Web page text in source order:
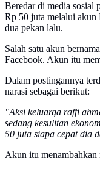
Beredar di media sosial
Rp 50 juta melalui akun
dua pekan lalu.
Salah satu akun
Facebook. Akun itu
Dalam postingannya
narasi sebagai berikut:
"Aksi keluarga raffi
sedang kesulitan
50 juta siapa cepat dia
Akun itu menambahkan